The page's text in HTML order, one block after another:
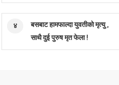
४
बसबाट हामफाल्दा युवतीको मृत्यु ,
साथै दुई पुरुष मृत फेला !